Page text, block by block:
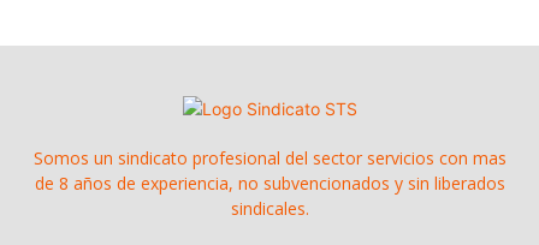
Somos un sindicato profesional del sector servicios con mas
de 8 años de experiencia, no subvencionados y sin liberados
sindicales.